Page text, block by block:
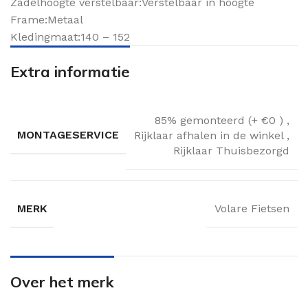
Frame:Metaal
Kledingmaat:140 – 152
Extra informatie
MONTAGESERVICE
85% gemonteerd (+ €0 ) ,
Rijklaar afhalen in de winkel ,
Rijklaar Thuisbezorgd
MERK Volare Fietsen
Over het merk